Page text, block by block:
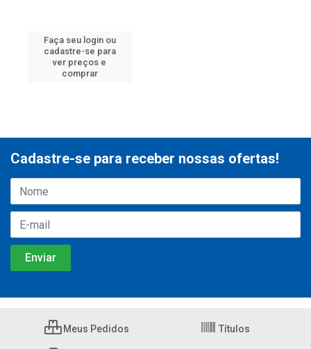
Faça seu login ou
cadastre-se para
ver preços e
comprar
Cadastre-se para receber nossas ofertas!
Meus Pedidos Títulos